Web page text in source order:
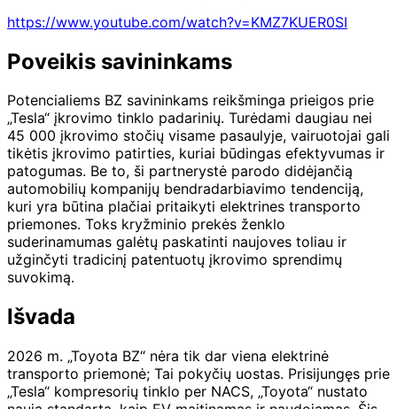
https://www.youtube.com/watch?v=KMZ7KUER0SI
Poveikis savininkams
Potencialiems BZ savininkams reikšminga prieigos prie
„Tesla“ įkrovimo tinklo padarinių. Turėdami daugiau nei
45 000 įkrovimo stočių visame pasaulyje, vairuotojai gali
tikėtis įkrovimo patirties, kuriai būdingas efektyvumas ir
patogumas. Be to, ši partnerystė parodo didėjančią
automobilių kompanijų bendradarbiavimo tendenciją,
kuri yra būtina plačiai pritaikyti elektrines transporto
priemones. Toks kryžminio prekės ženklo
suderinamumas galėtų paskatinti naujoves toliau ir
užginčyti tradicinį patentuotų įkrovimo sprendimų
suvokimą.
Išvada
2026 m. „Toyota BZ“ nėra tik dar viena elektrinė
transporto priemonė; Tai pokyčių uostas. Prisijungęs prie
„Tesla“ kompresorių tinklo per NACS, „Toyota“ nustato